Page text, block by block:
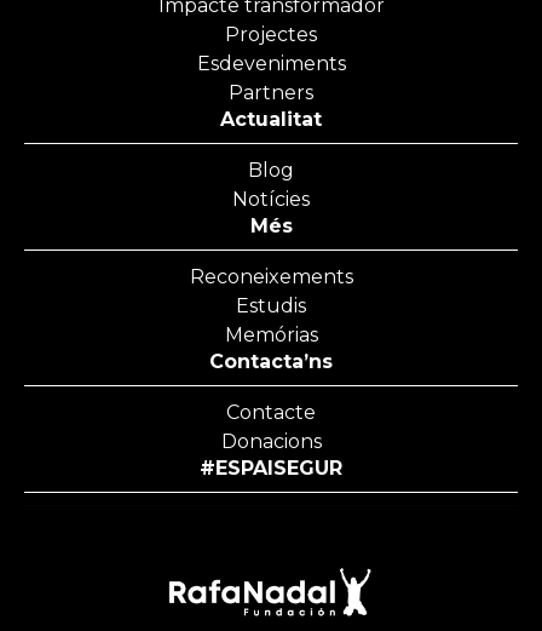
Impacte transformador
Projectes
Esdeveniments
Partners
Actualitat
Blog
Notícies
Més
Reconeixements
Estudis
Memórias
Contacta’ns
Contacte
Donacions
#ESPAISEGUR